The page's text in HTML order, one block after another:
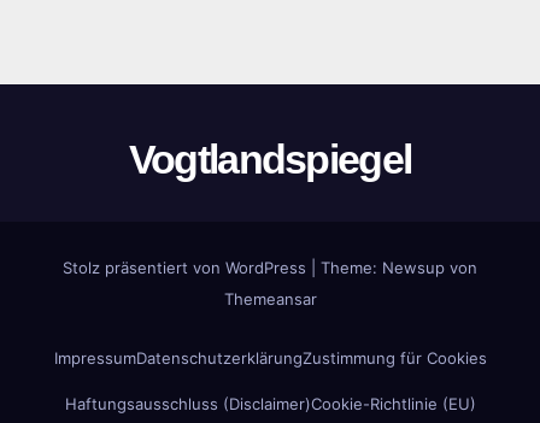
Vogtlandspiegel
Stolz präsentiert von WordPress Theme: Newsup von
Themeansar
ImpressumDatenschutzerklärungZustimmung für Cookies
Haftungsausschluss (Disclaimer)Cookie-Richtlinie (EU)